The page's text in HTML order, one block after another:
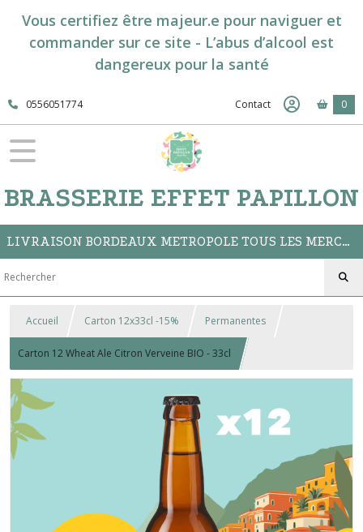
Vous certifiez être majeur.e pour naviguer et
commander sur ce site - L’abus d’alcool est
dangereux pour la santé
0556051774 Contact 0
BRASSERIE EFFET PAPILLON
LIVRAISON BORDEAUX METROPOLE TOUS LES MERCREDIS // CLICK&COLLECT A LA BOUTIQUE DU BAR
Accueil Carton 12x33cl -15% Permanentes
Carton 12 Wheat Ale Citron Verveine BIO - 33cl